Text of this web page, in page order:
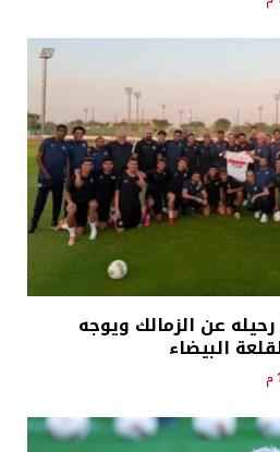
عن الزمالك ويوجه
البيضاء